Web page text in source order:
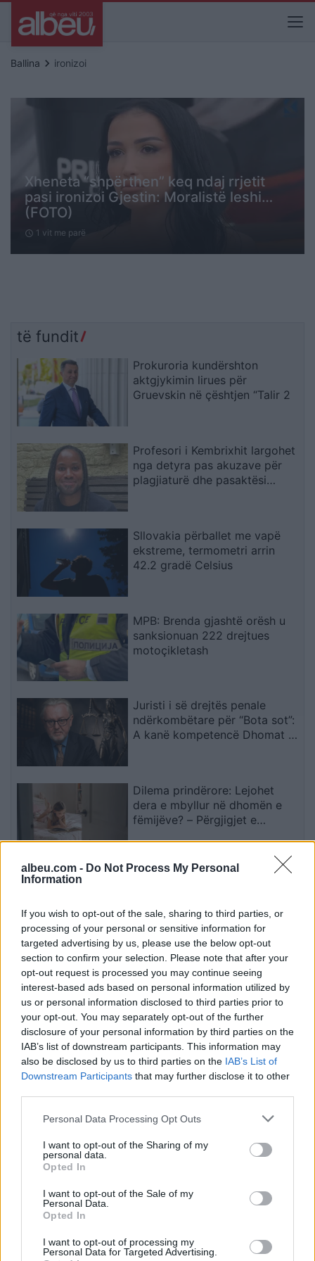
albeu.com - Do Not Process My Personal
Information
If you wish to opt-out of the sale, sharing to third parties, or
processing of your personal or sensitive information for
targeted advertising by us, please use the below opt-out
section to confirm your selection. Please note that after your
opt-out request is processed you may continue seeing
interest-based ads based on personal information utilized by
us or personal information disclosed to third parties prior to
your opt-out. You may separately opt-out of the further
disclosure of your personal information by third parties on the
IAB’s list of downstream participants. This information may
also be disclosed by us to third parties on the IAB’s List of
Downstream Participants that may further disclose it to other
Personal Data Processing Opt Outs
I want to opt-out of the Sharing of my
personal data.
Opted In
I want to opt-out of the Sale of my
Personal Data.
Opted In
I want to opt-out of processing my
Personal Data for Targeted Advertising.
Ballina keyboard_arrow_right ironizoi
Xheneta “shpërthen” keq ndaj rrjetit
pasi ironizoi Gjestin: Moralistë leshi…
(FOTO)
schedule 1 vit me parë
të fundit
Prokuroria kundërshton
aktgjykimin lirues për
Gruevskin në çështjen “Talir 2
Profesori i Kembrixhit largohet
nga detyra pas akuzave për
plagjiaturë dhe pasaktësi
Sllovakia përballet me vapë
ekstreme, termometri arrin
42.2 gradë Celsius
MPB: Brenda gjashtë orësh u
sanksionuan 222 drejtues
motoçikletash
Juristi i së drejtës penale
ndërkombëtare për “Bota sot”:
A kanë kompetencë Dhomat e
Dilema prindërore: Lejohet
dera e mbyllur në dhomën e
fëmijëve? – Përgjigjet e
Dy tramvaje përplasen në
Esim for Global
for Turkey|Esim for Germany|Esim for Greece |